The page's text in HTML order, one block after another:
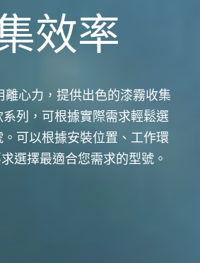
效率
離心力，提供出色的漆霧收集
列，可根據實際需求輕鬆選
可以根據安裝位置、工作環
選擇最適合您需求的型號。